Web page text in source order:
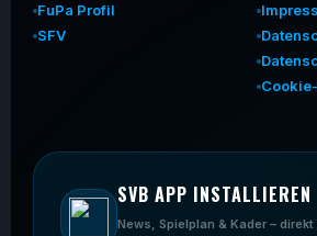
FuPa Profil
SFV
SVB APP INSTALLIEREN
News, Spielplan & Kader –